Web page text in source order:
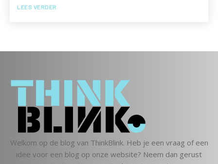
LEES VERDER
Welkom op de blog van ThinkBlink. Heb je een vraag of een
idee voor een blog op onze website? Neem dan gerust